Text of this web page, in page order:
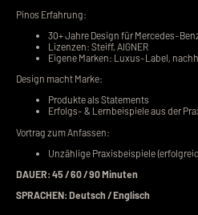
Pinos Erfahrung:
30+ Jahre Design für Mercedes-
Lizenzen: Steiff, AIGNER
Eigene Marken: Luxus-Label,
Design macht Marke:
Produkte als Statements
Erfolgs- & Lernbeispiele aus der
Vortrag zum Anfassen:
Unzählige Praxisbeispiele
DAUER: 45 / 60 / 90 Minuten
SPRACHEN: Deutsch / Englisch